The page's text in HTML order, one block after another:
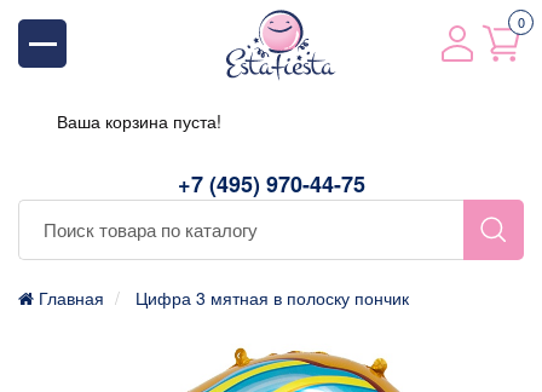
+7 (495) 970-44-75
0
Ваша корзина пуста!
Главная Цифра 3 мятная в полоску пончик